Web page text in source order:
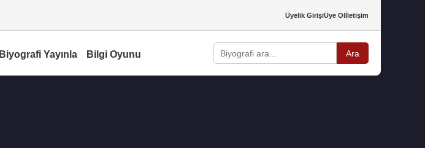
Üyelik GirişiÜye Olİletişim
Biyografi Yayınla Bilgi Oyunu Ara